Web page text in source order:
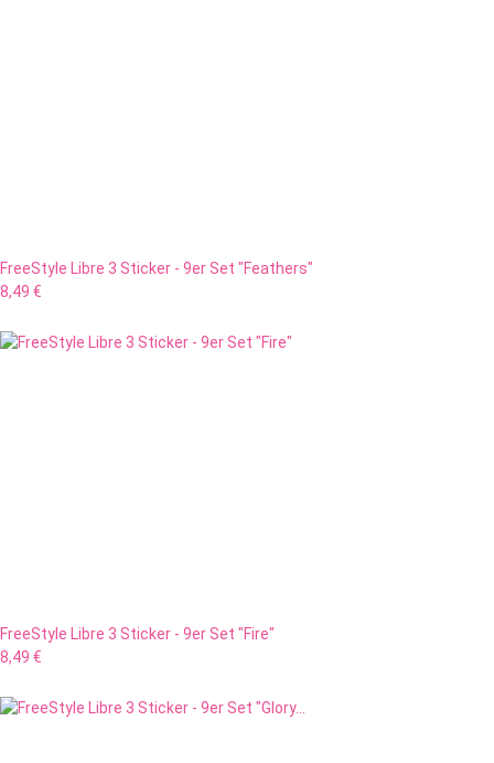
FreeStyle Libre 3 Sticker - 9er Set "Feathers"
8,49 €
FreeStyle Libre 3 Sticker - 9er Set "Fire"
8,49 €